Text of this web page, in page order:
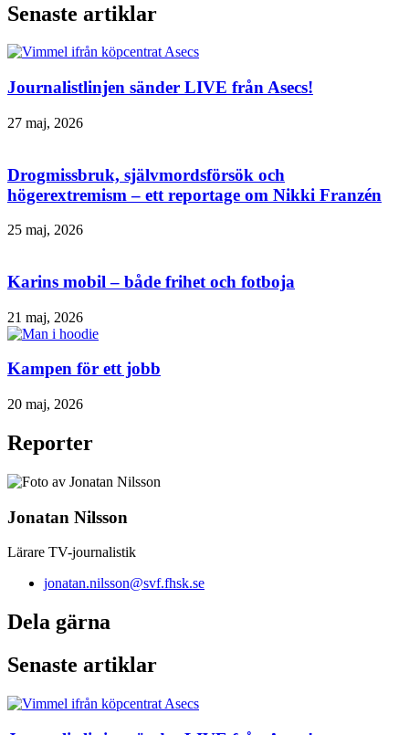
Senaste artiklar
Journalistlinjen sänder LIVE från Asecs!
27 maj, 2026
Drogmissbruk, självmordsförsök och
högerextremism – ett reportage om Nikki Franzén
25 maj, 2026
Karins mobil – både frihet och fotboja
21 maj, 2026
Kampen för ett jobb
20 maj, 2026
Reporter
Jonatan Nilsson
Lärare TV-journalistik
jonatan.nilsson@svf.fhsk.se
Dela gärna
Senaste artiklar